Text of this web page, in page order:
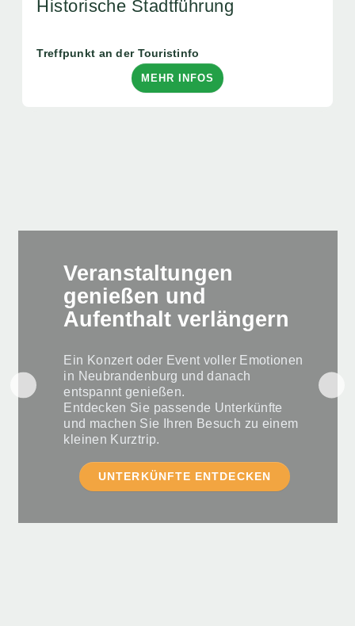
Historische Stadtführung
Treffpunkt an der Touristinfo
MEHR INFOS
Veranstaltungen
genießen und
Aufenthalt verlängern
Ein Konzert oder Event voller Emotionen
in Neubrandenburg und danach
entspannt genießen.
Entdecken Sie passende Unterkünfte
und machen Sie Ihren Besuch zu einem
kleinen Kurztrip.
UNTERKÜNFTE ENTDECKEN